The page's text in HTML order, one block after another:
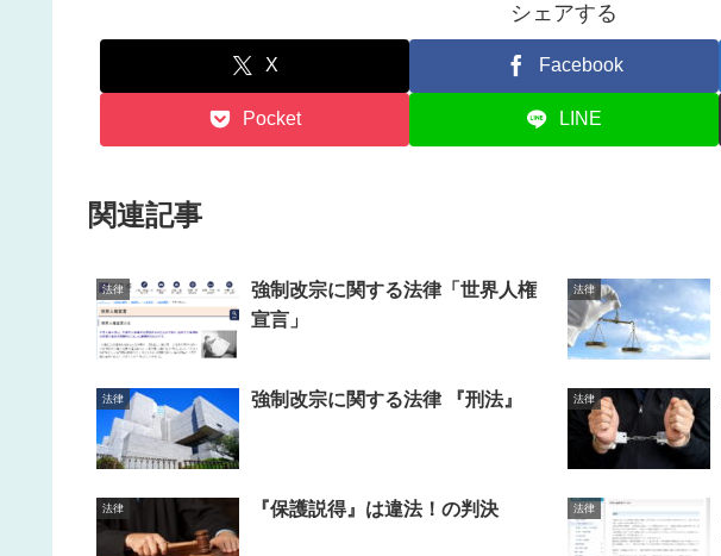
シェアする
X Facebook
Pocket LINE
関連記事
法律
強制改宗に関する法律「世界人権
宣言」
法律
法律 強制改宗に関する法律 『刑法』 法律
法律 『保護説得』は違法！の判決 法律